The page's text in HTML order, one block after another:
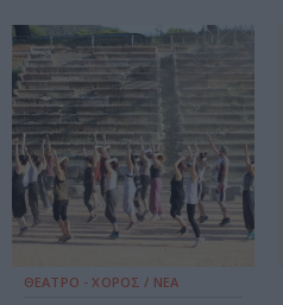
ΘΕΑΤΡΟ - ΧΟΡΟΣ / ΝΕΑ